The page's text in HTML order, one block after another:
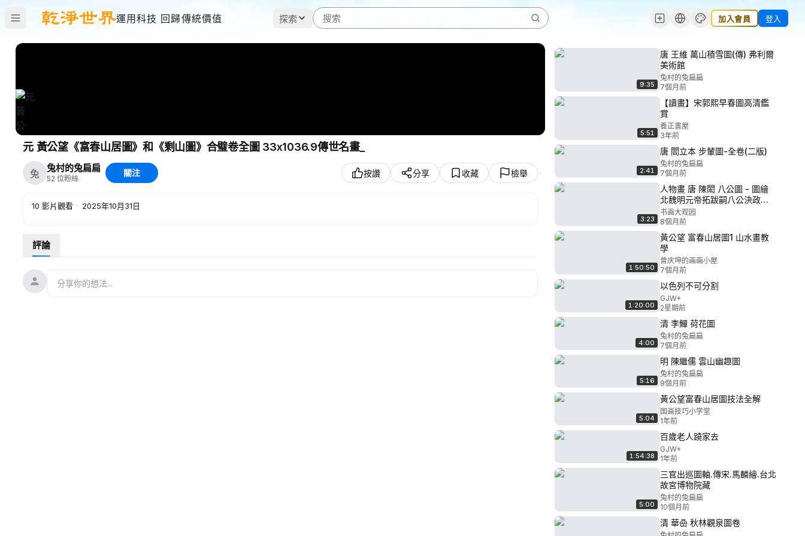
運用科技 回歸傳統價值 探索 加入會員 登入
元 黃公望《富春山居圖》和《剩山圖》合璧卷全圖 33x1036.9傳世名畫_
兔 兔村的兔扁扁
52 位粉絲
關注 按讚 分享 收藏 檢舉
10 影片觀看 · 2025年10月31日
評論
9:35
唐 王維 萬山積雪圖(傳) 弗利爾
美術館
兔村的兔扁扁
7個月前
5:51
【讀畫】宋郭熙早春圖高清鑑
賞
養正書屋
3年前
2:41
唐 閻立本 步輦圖-全卷(二版)
兔村的兔扁扁
7個月前
3:23
人物畫 唐 陳閎 八公圖 - 圖繪
北魏明元帝拓跋嗣八公決政的
歷史典故
书画大观园
8個月前
1:50:50
黃公望 富春山居圖1 山水畫教
學
曾庆坤的画画小屋
7個月前
1:20:00
以色列不可分割
GJW+
2星期前
4:00
清 李鱓 荷花圖
兔村的兔扁扁
7個月前
5:16
明 陳繼儒 雲山幽趣圖
兔村的兔扁扁
9個月前
5:04
黃公望富春山居圖技法全解
国画技巧小学堂
1年前
1:54:38
百歲老人蹺家去
GJW+
1年前
5:00
三官出巡圖軸.傳宋.馬麟繪.台北
故宮博物院藏
兔村的兔扁扁
10個月前
清 華喦 秋林觀泉圖卷